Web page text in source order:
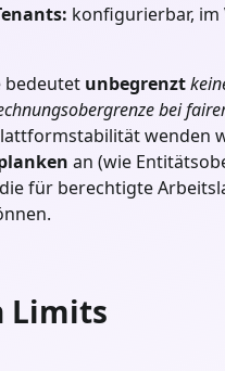
konfigurierbar, im
bedeutet unbegrenzt
bei
wenden
an (wie
für berechtigte
Limits